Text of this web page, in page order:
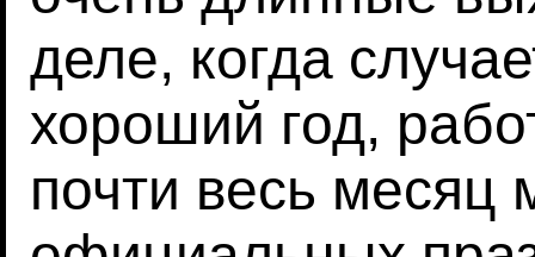
деле, когда
хороший год,
почти весь месяц